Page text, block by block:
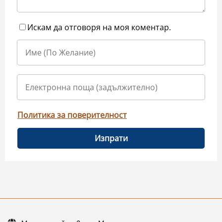
Искам да отговоря на моя коментар.
Политика за поверителност
Изпрати